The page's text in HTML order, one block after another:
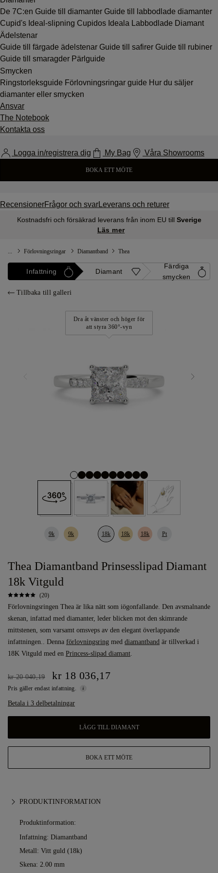
De 7C:en Guide till diamanter Guide till labbodlade diamanter
Cupid's Ideal-slipning Cupidos Ideala Labbodlade Diamant
Ädelstenar
Guide till färgade ädelstenar Guide till safirer Guide till rubiner
Guide till smaragder Pärlguide
Smycken
Ringstorleksguide Förlovningsringar guide Hur du säljer
diamanter eller smycken
Ansvar
The Notebook
Kontakta oss
Logga in/registrera dig My Bag Våra Showrooms
BOKA ETT MÖTE
RecensionerFrågor och svarLeverans och returer
Kostnadsfri och försäkrad leverans från inom EU till Sverige
Läs mer
... Förlovningsringar Diamantband Thea
Infattning Diamant
Färdiga
smycken
Tillbaka till galleri
Dra åt vänster och höger för
att styra 360°-vyn
9k 9k 18k 18k 18k Pt
Thea Diamantband Prinsesslipad Diamant
18k Vitguld
(20)
Förlovningsringen Thea är lika nätt som iögonfallande. Den avsmalnande
skenan, infattad med diamanter, leder blicken mot den skimrande
mittstenen, som varsamt omsveps av den elegant överlappande
infattningen.. Denna förlovningsring med diamantband är tillverkad i
18K Vitguld med en Princess-slipad diamant.
kr 20 040,19 kr 18 036,17
Pris gäller endast infattning.
Betala i 3 delbetalningar
LÄGG TILL DIAMANT
BOKA ETT MÖTE
PRODUKTINFORMATION
Produktinformation:
Infattning: Diamantband
Metall: Vitt guld (18k)
Skena: 2.00 mm